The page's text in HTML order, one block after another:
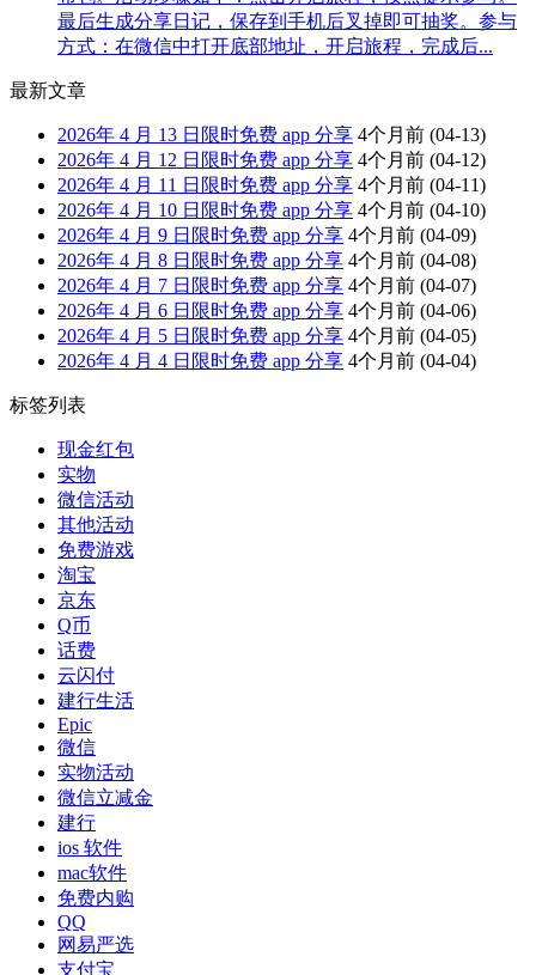
最后生成分享日记，保存到手机后叉掉即可抽奖。参与
方式：在微信中打开底部地址，开启旅程，完成后...
最新文章
2026年 4 月 13 日限时免费 app 分享 4个月前 (04-13)
2026年 4 月 12 日限时免费 app 分享 4个月前 (04-12)
2026年 4 月 11 日限时免费 app 分享 4个月前 (04-11)
2026年 4 月 10 日限时免费 app 分享 4个月前 (04-10)
2026年 4 月 9 日限时免费 app 分享 4个月前 (04-09)
2026年 4 月 8 日限时免费 app 分享 4个月前 (04-08)
2026年 4 月 7 日限时免费 app 分享 4个月前 (04-07)
2026年 4 月 6 日限时免费 app 分享 4个月前 (04-06)
2026年 4 月 5 日限时免费 app 分享 4个月前 (04-05)
2026年 4 月 4 日限时免费 app 分享 4个月前 (04-04)
标签列表
现金红包
实物
微信活动
其他活动
免费游戏
淘宝
京东
Q币
话费
云闪付
建行生活
Epic
微信
实物活动
微信立减金
建行
ios 软件
mac软件
免费内购
QQ
网易严选
支付宝